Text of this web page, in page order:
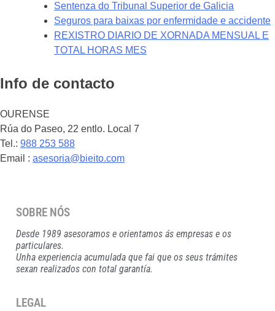
Sentenza do Tribunal Superior de Galicia
Seguros para baixas por enfermidade e accidente
REXISTRO DIARIO DE XORNADA MENSUAL E
TOTAL HORAS MES
Info de contacto
OURENSE
Rúa do Paseo, 22 entlo. Local 7
Tel.: 988 253 588
Email : asesoria@bieito.com
SOBRE NÓS
Desde 1989 asesoramos e orientamos ás empresas e os
particulares.
Unha experiencia acumulada que fai que os seus trámites
sexan realizados con total garantía.
LEGAL